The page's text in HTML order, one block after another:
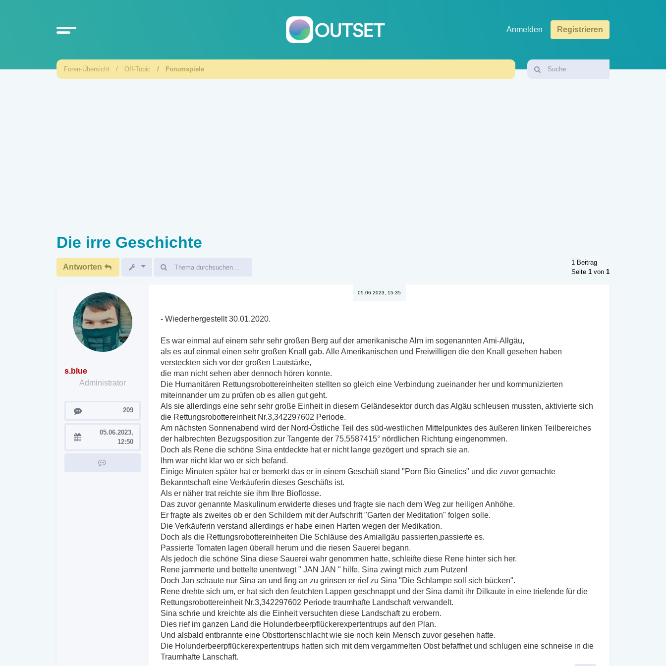
Anmelden Registrieren
Foren-Übersicht Off-Topic Forumspiele
Die irre Geschichte
Antworten
1 Beitrag
Seite1 von1
s.blue
Administrator
Beiträge 209
Registriert:
05.06.2023,
12:50
05.06.2023, 15:35
- Wiederhergestellt 30.01.2020.
Es war einmal auf einem sehr sehr großen Berg auf der amerikanische Alm im sogenannten Ami-Allgäu,
als es auf einmal einen sehr großen Knall gab. Alle Amerikanischen und Freiwilligen die den Knall gesehen haben
versteckten sich vor der großen Lautstärke,
die man nicht sehen aber dennoch hören konnte.
Die Humanitären Rettungsrobottereinheiten stellten so gleich eine Verbindung zueinander her und kommunizierten
miteinnander um zu prüfen ob es allen gut geht.
Als sie allerdings eine sehr sehr große Einheit in diesem Geländesektor durch das Algäu schleusen mussten, aktivierte sich
die Rettungsrobottereinheit Nr.3,342297602 Periode.
Am nächsten Sonnenabend wird der Nord-Östliche Teil des süd-westlichen Mittelpunktes des äußeren linken Teilbereiches
der halbrechten Bezugsposition zur Tangente der 75,5587415° nördlichen Richtung eingenommen.
Doch als Rene die schöne Sina entdeckte hat er nicht lange gezögert und sprach sie an.
Ihm war nicht klar wo er sich befand.
Einige Minuten später hat er bemerkt das er in einem Geschäft stand "Porn Bio Ginetics" und die zuvor gemachte
Bekanntschaft eine Verkäuferin dieses Geschäfts ist.
Als er näher trat reichte sie ihm Ihre Bioflosse.
Das zuvor genannte Maskulinum erwiderte dieses und fragte sie nach dem Weg zur heiligen Anhöhe.
Er fragte als zweites ob er den Schildern mit der Aufschrift "Garten der Meditation" folgen solle.
Die Verkäuferin verstand allerdings er habe einen Harten wegen der Medikation.
Doch als die Rettungsrobottereinheiten Die Schläuse des Amiallgäu passierten,passierte es.
Passierte Tomaten lagen überall herum und die riesen Sauerei begann.
Als jedoch die schöne Sina diese Sauerei wahr genommen hatte, schleifte diese Rene hinter sich her.
Rene jammerte und bettelte unentwegt " JAN JAN " hilfe, Sina zwingt mich zum Putzen!
Doch Jan schaute nur Sina an und fing an zu grinsen er rief zu Sina "Die Schlampe soll sich bücken".
Rene drehte sich um, er hat sich den feutchten Lappen geschnappt und der Sina damit ihr Dilkaute in eine triefende für die
Rettungsrobottereinheit Nr.3,342297602 Periode traumhafte Landschaft verwandelt.
Sina schrie und kreichte als die Einheit versuchten diese Landschaft zu erobern.
Dies rief im ganzen Land die Holunderbeerpflückerexpertentrups auf den Plan.
Und alsbald entbrannte eine Obsttortenschlacht wie sie noch kein Mensch zuvor gesehen hatte.
Die Holunderbeerpflückerexpertentrups hatten sich mit dem vergammelten Obst befaffnet und schlugen eine schneise in die
Traumhafte Lanschaft.